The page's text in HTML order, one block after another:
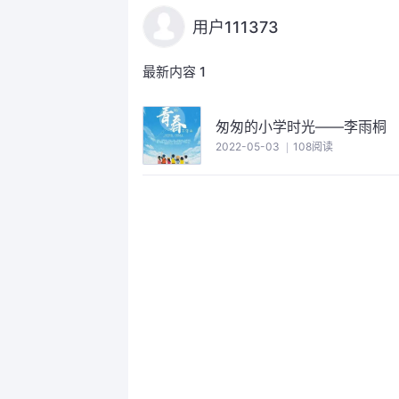
用户111373
最新内容 1
匆匆的小学时光——李雨桐
2022-05-03 108阅读